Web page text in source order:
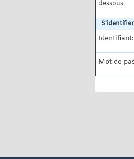
dessous.
S'identifier
Identifiant:
Mot de